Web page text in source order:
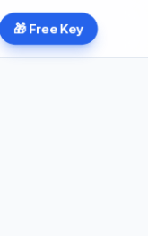
🎁 Free Key